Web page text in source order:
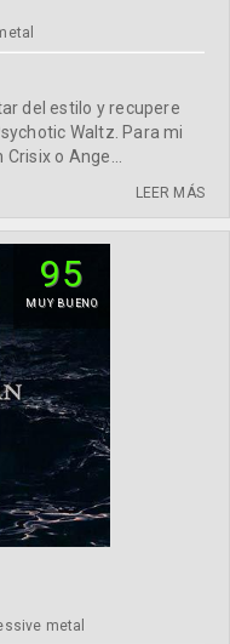
del estilo y recupere
Waltz. Para mi
o Ange...
LEER MÁS
95
MUY BUENO
metal